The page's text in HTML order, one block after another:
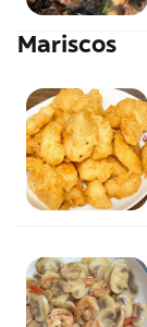
Mariscos